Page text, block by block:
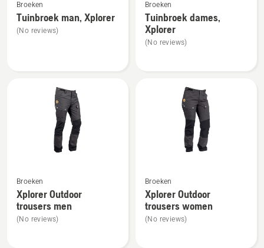
meer
details
over
Broeken
Tuinbroek man, Xplorer
(No reviews)
meer
details
over
Tuinbroek
Broeken
Tuinbroek dames,
Xplorer
(No reviews)
meer
details
over
Xplorer
Broeken
Xplorer Outdoor
trousers men
(No reviews)
meer
details
over
Xplorer
Broeken
Xplorer Outdoor
trousers women
(No reviews)